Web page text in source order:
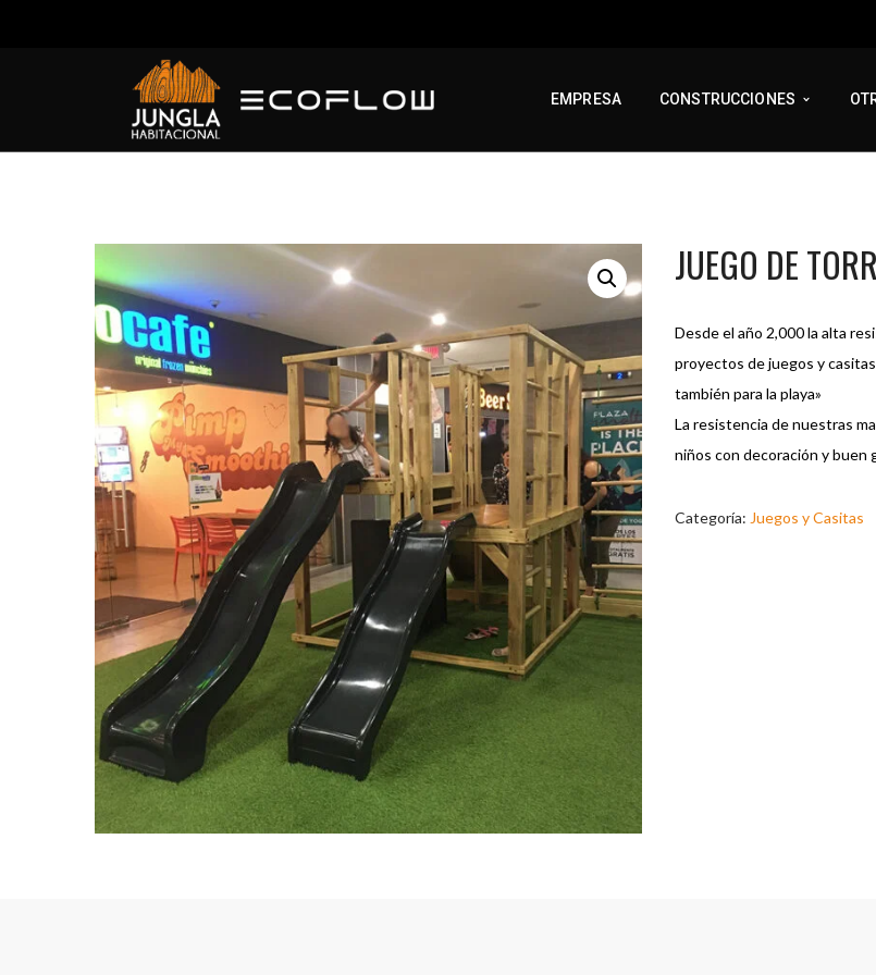
EMPRESA CONSTRUCCIONES
JUEGO DE
Desde el año 2,000 la alta
proyectos de juegos y
también para la playa»
La resistencia de nuestras
niños con decoración y buen
Categoría: Juegos y Casitas